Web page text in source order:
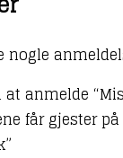
nogle
anmelde
får gjester